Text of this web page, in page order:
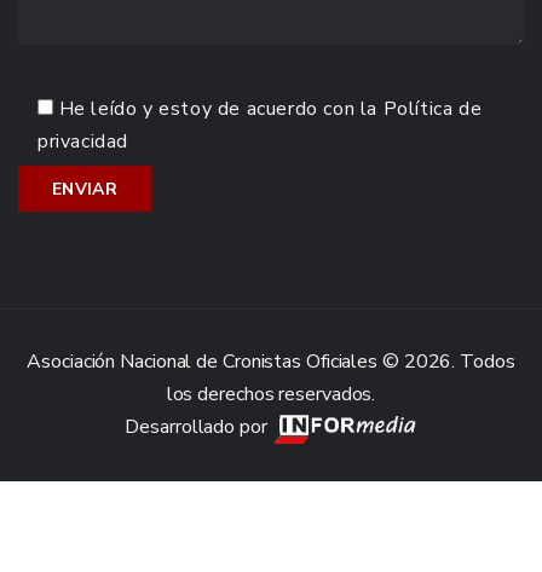
He leído y estoy de acuerdo con la Política de
privacidad
Asociación Nacional de Cronistas Oficiales © 2026. Todos
los derechos reservados.
Desarrollado por